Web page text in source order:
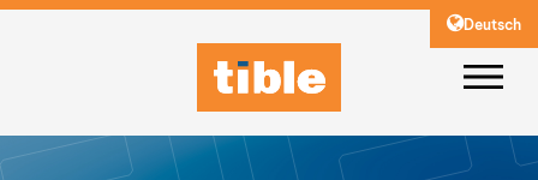
Deutsch